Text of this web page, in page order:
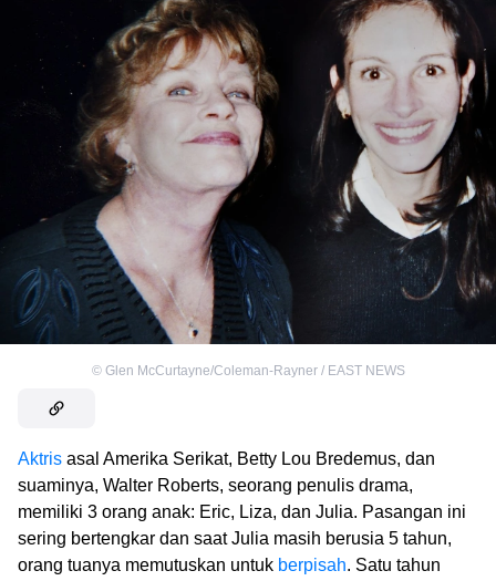
© Glen McCurtayne/Coleman-Rayner / EAST NEWS
Aktris asal Amerika Serikat, Betty Lou Bredemus, dan
suaminya, Walter Roberts, seorang penulis drama,
memiliki 3 orang anak: Eric, Liza, dan Julia. Pasangan ini
sering bertengkar dan saat Julia masih berusia 5 tahun,
orang tuanya memutuskan untuk berpisah. Satu tahun